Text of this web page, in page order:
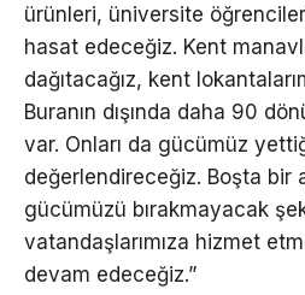
ürünleri, üniversite
hasat edeceğiz. Kent
dağıtacağız, kent
Buranın dışında daha 90
var. Onları da gücümüz
değerlendireceğiz. Boşta bir
gücümüzü bırakmayacak
vatandaşlarımıza hizmet
devam edeceğiz.”